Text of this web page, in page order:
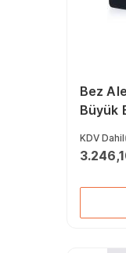
Bez
Büyük
Için
KDV Dahil